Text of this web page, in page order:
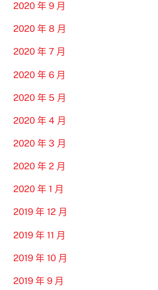
2020 年 9 月
2020 年 8 月
2020 年 7 月
2020 年 6 月
2020 年 5 月
2020 年 4 月
2020 年 3 月
2020 年 2 月
2020 年 1 月
2019 年 12 月
2019 年 11 月
2019 年 10 月
2019 年 9 月